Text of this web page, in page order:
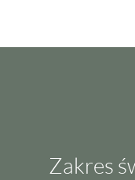
Zakres